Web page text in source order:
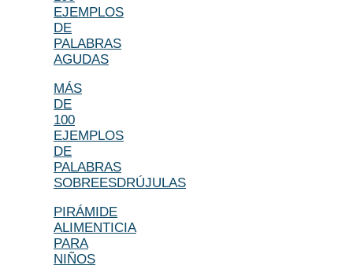
EJEMPLOS
DE
PALABRAS
AGUDAS
MÁS
DE
100
EJEMPLOS
DE
PALABRAS
SOBREESDRÚJULAS
PIRÁMIDE
ALIMENTICIA
PARA
NIÑOS